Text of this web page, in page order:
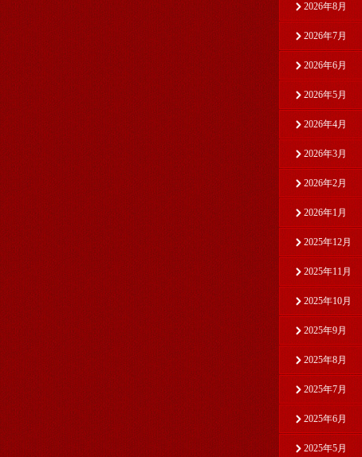
2026年8月
2026年7月
2026年6月
2026年5月
2026年4月
2026年3月
2026年2月
2026年1月
2025年12月
2025年11月
2025年10月
2025年9月
2025年8月
2025年7月
2025年6月
2025年5月